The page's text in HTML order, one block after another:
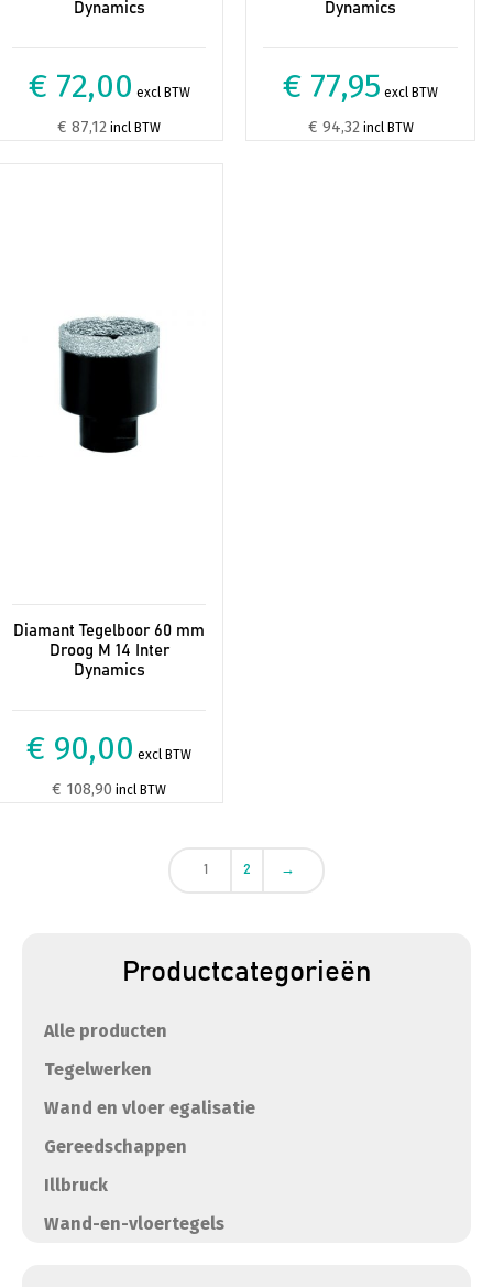
Dynamics
€ 72,00 excl BTW
€ 87,12 incl BTW
Dynamics
€ 77,95 excl BTW
€ 94,32 incl BTW
Diamant Tegelboor 60 mm
Droog M 14 Inter
Dynamics
€ 90,00 excl BTW
€ 108,90 incl BTW
1 2 →
Productcategorieën
Alle producten
Tegelwerken
Wand en vloer egalisatie
Gereedschappen
Illbruck
Wand-en-vloertegels